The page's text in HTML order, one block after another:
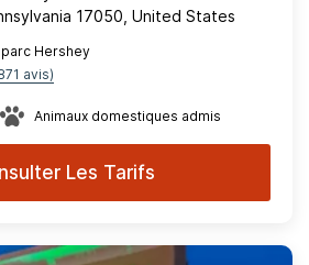
17050, United States
parc Hershey
avis)
Animaux domestiques admis
Les Tarifs